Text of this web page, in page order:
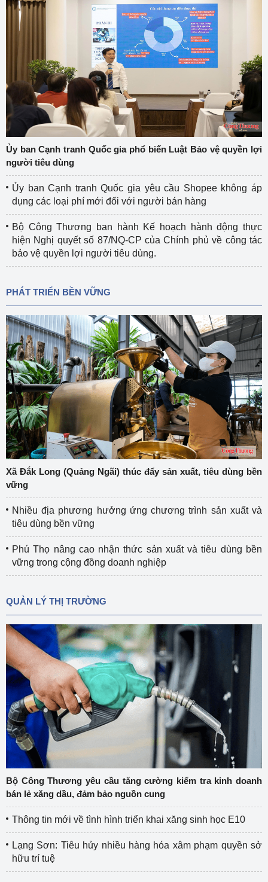
Ủy ban Cạnh tranh Quốc gia phổ biến Luật Bảo vệ quyền lợi
người tiêu dùng
Ủy ban Cạnh tranh Quốc gia yêu cầu Shopee không áp
dụng các loại phí mới đối với người bán hàng
Bộ Công Thương ban hành Kế hoạch hành động thực
hiện Nghị quyết số 87/NQ-CP của Chính phủ về công tác
bảo vệ quyền lợi người tiêu dùng.
PHÁT TRIỂN BỀN VỮNG
Xã Đắk Long (Quảng Ngãi) thúc đẩy sản xuất, tiêu dùng bền
vững
Nhiều địa phương hưởng ứng chương trình sản xuất và
tiêu dùng bền vững
Phú Thọ nâng cao nhận thức sản xuất và tiêu dùng bền
vững trong cộng đồng doanh nghiệp
QUẢN LÝ THỊ TRƯỜNG
Bộ Công Thương yêu cầu tăng cường kiểm tra kinh doanh
bán lẻ xăng dầu, đảm bảo nguồn cung
Thông tin mới về tình hình triển khai xăng sinh học E10
Lạng Sơn: Tiêu hủy nhiều hàng hóa xâm phạm quyền sở
hữu trí tuệ